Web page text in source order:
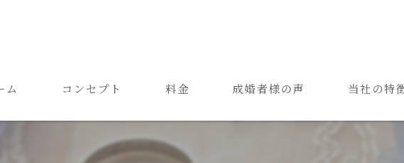
ム コンセプト
ご結婚までの流れ
料金 成婚者様の声 当社の特